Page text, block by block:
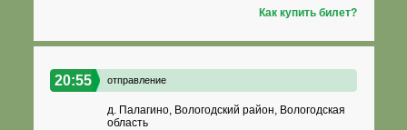
Как купить билет?
20:55 отправление
д. Палагино, Вологодский район, Вологодская
область